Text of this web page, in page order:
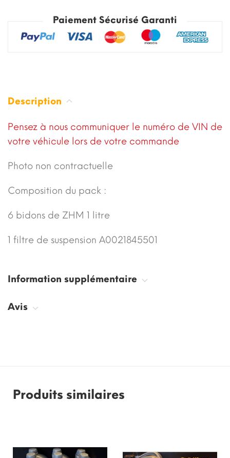
Paiement Sécurisé Garanti
Description
Pensez à nous communiquer le numéro de VIN de
votre véhicule lors de votre commande
Photo non contractuelle
Composition du pack :
6 bidons de ZHM 1 litre
1 filtre de suspension A0021845501
Information supplémentaire
Avis
Produits similaires